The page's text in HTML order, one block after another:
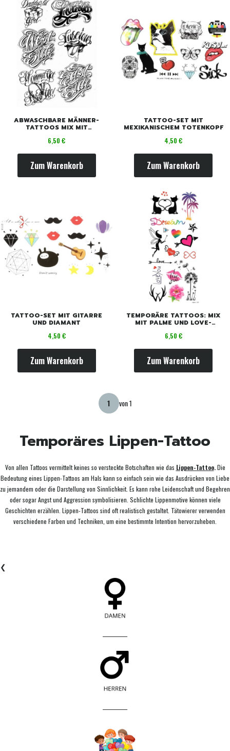
ABWASCHBARE MÄNNER-
TATTOOS MIX MIT
Preis
6,50 €
Zum Warenkorb
TATTOO-SET MIT
MEXIKANISCHEM TOTENKOPF
Preis
4,50 €
Zum Warenkorb
TATTOO-SET MIT GITARRE
UND DIAMANT
Preis
4,50 €
Zum Warenkorb
TEMPORÄRE TATTOOS: MIX
MIT PALME UND LOVE-
Preis
6,50 €
Zum Warenkorb
von 1
Temporäres Lippen-Tattoo
Von allen Tattoos vermittelt keines so versteckte Botschaften wie das Lippen-Tattoo.Die
Bedeutung eines Lippen-Tattoos am Hals kann so einfach sein wie das Ausdrücken von Liebe
zu jemandem oder die Darstellung von Sinnlichkeit. Es kann rohe Leidenschaft und Begehren
oder sogar Angst und Aggression symbolisieren. Schlichte Lippenmotive können viele
Geschichten erzählen. Lippen-Tattoos sind oft realistisch gestaltet. Tätowierer verwenden
verschiedene Farben und Techniken, um eine bestimmte Intention hervorzuheben.
❮